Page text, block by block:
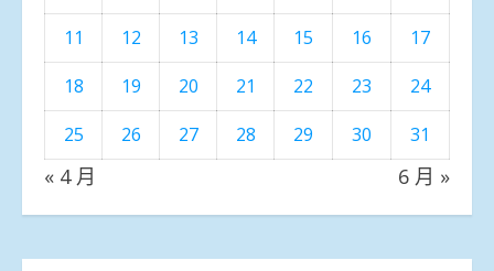
11
12 13 14 15 16
17
18
19 20 21 22 23
24
25
26 27 28 29 30 31
« 4 月 6 月 »